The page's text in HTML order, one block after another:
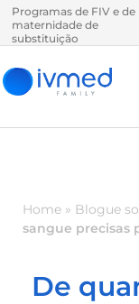
Programas de FIV e de
maternidade de
substituição
Home » Blogue
sangue precisas
De